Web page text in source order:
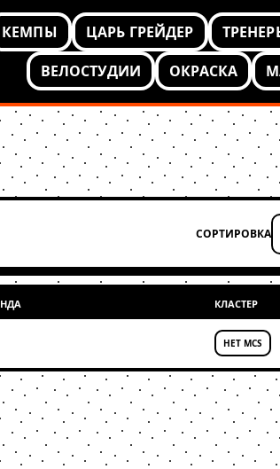
КЕМПЫ ЦАРЬ ГРЕЙДЕР
ВЕЛОСТУДИИ
ОКРАСКА
СОРТИРОВКА
Применить
КЛАСТЕР
НЕТ MCS